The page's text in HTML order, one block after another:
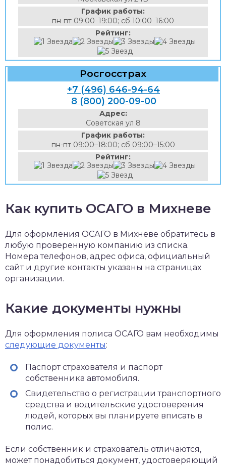
График работы:
пн-пт 09:00–19:00; сб 10:00–16:00
Рейтинг:
Росгосстрах
+7 (496) 646-94-64
8 (800) 200-09-00
Адрес:
Советская ул 8
График работы:
пн-пт 09:00–18:00; сб 09:00–15:00
Рейтинг:
Как купить ОСАГО в Михневе
Для оформления ОСАГО в Михневе обратитесь в
любую проверенную компанию из списка.
Номера телефонов, адрес офиса, официальный
сайт и другие контакты указаны на страницах
организации.
Какие документы нужны
Для оформления полиса ОСАГО вам необходимы
следующие документы:
Паспорт страхователя и паспорт
собственника автомобиля.
Свидетельство о регистрации транспортного
средства и водительские удостоверения
людей, которых вы планируете вписать в
полис.
Если собственник и страхователь отличаются,
может понадобиться документ, удостоверяющий